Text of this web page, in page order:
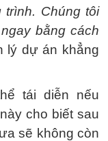
Chúng tôi
bằng cách
lý dự án khẳng
tái diễn nếu
cho biết sau
sẽ không còn